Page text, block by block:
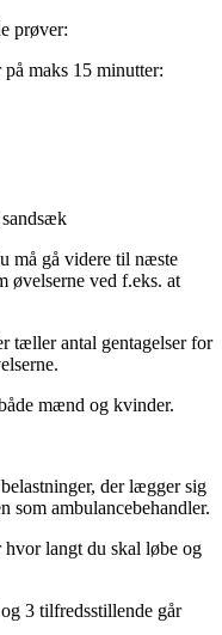
prøver:
på maks 15 minutter:
må gå videre til næste
øvelserne ved f.eks. at
tæller antal gentagelser for
mænd og kvinder.
der lægger sig
som ambulancebehandler.
langt du skal løbe og
3 tilfredsstillende går